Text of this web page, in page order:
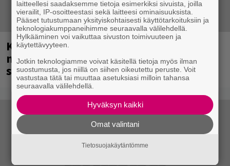
Kent mainittu, ja syystä: kovassa
nosteessa olevan ruotsalaisyhtye
saapuu Suomeen
laitteellesi saadaksemme tietoja esimerkiksi sivuista, joilla
vierailit, IP-osoitteestasi sekä laitteesi ominaisuuksista.
Pääset tutustumaan yksityiskohtaisesti käyttötarkoituksiin ja
teknologiakumppaneihimme seuraavalla välilehdellä.
Hylkääminen voi vaikuttaa sivuston toimivuuteen ja
käytettävyyteen.
Jotkin teknologiamme voivat käsitellä tietoja myös ilman
suostumusta, jos niillä on siihen oikeutettu peruste. Voit
vastustaa tätä tai muuttaa asetuksiasi milloin tahansa
seuraavalla välilehdellä.
Hyväksyn kaikki
Omat valintani
Tietosuojakäytäntömme